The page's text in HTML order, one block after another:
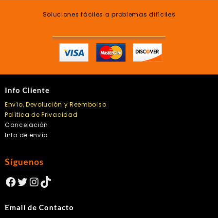
Soluciones fáciles a problemas difíciles
Info Cliente
Envío, Devolución y Reembolso
Política de Privacidad
Cancelación
Info de envío
Síguenos
Facebook
Twitter
Instagram
TikTok
Email de Contacto